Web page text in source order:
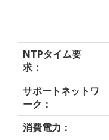
NTPタイム要
求：
サポートネットワ
ーク：
消費電力：